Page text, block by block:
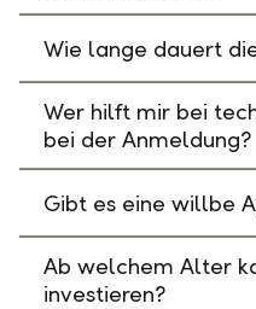
Wie lange dauert
Wer hilft mir bei
bei der Anmeldung?
Gibt es eine willbe
Ab welchem Alter
investieren?